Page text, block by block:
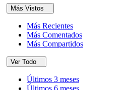
Más Vistos
Más Recientes
Más Comentados
Más Compartidos
Ver Todo
Últimos 3 meses
Últimos 6 meses